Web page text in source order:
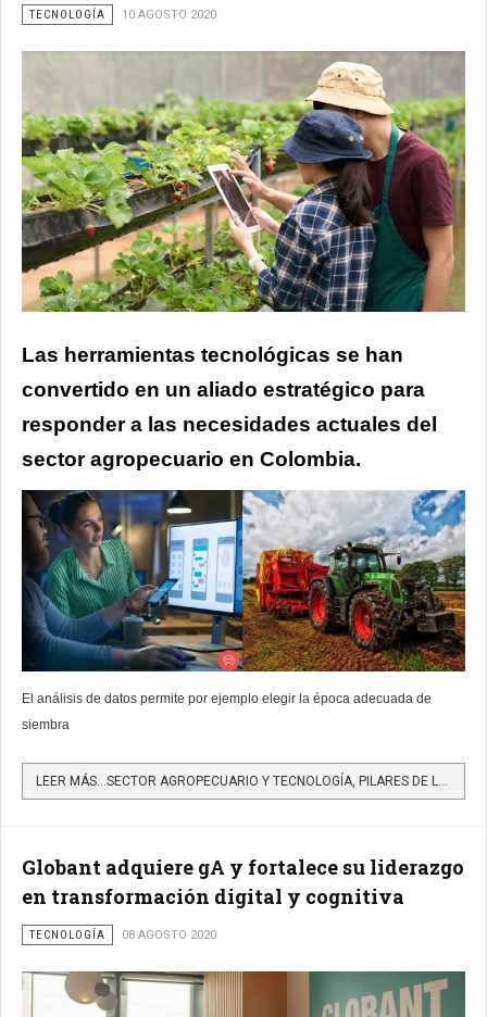
TECNOLOGÍA 10 AGOSTO 2020
Las herramientas tecnológicas se han
convertido en un aliado estratégico para
responder a las necesidades actuales del
sector agropecuario en Colombia.
El análisis de datos permite por ejemplo elegir la época adecuada de
siembra
LEER MÁS…SECTOR AGROPECUARIO Y TECNOLOGÍA, PILARES DE LA ECONOMÍA RENTABLE EN COLOMBIA
Globant adquiere gA y fortalece su liderazgo
en transformación digital y cognitiva
TECNOLOGÍA 08 AGOSTO 2020